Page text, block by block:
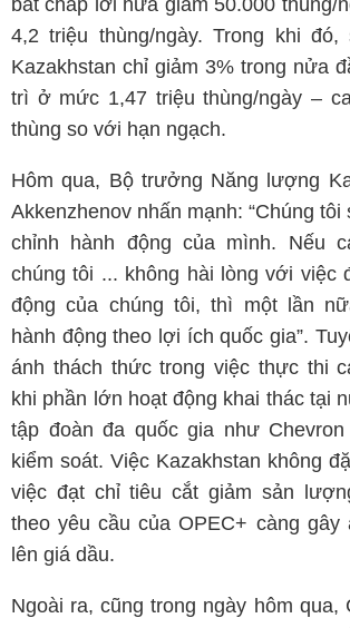
bất chấp lời hứa giảm 50.000 thùng/
4,2 triệu thùng/ngày. Trong khi
Kazakhstan chỉ giảm 3% trong nửa
trì ở mức 1,47 triệu thùng/ngày –
thùng so với hạn ngạch.
Hôm qua, Bộ trưởng Năng lượng
Akkenzhenov nhấn mạnh: “Chúng tôi
chỉnh hành động của mình. Nếu
chúng tôi ... không hài lòng với việc
động của chúng tôi, thì một lần
hành động theo lợi ích quốc gia”.
ánh thách thức trong việc thực thi
khi phần lớn hoạt động khai thác tại
tập đoàn đa quốc gia như Chevron
kiểm soát. Việc Kazakhstan không
việc đạt chỉ tiêu cắt giảm sản
theo yêu cầu của OPEC+ càng gây
lên giá dầu.
Ngoài ra, cũng trong ngày hôm qua,